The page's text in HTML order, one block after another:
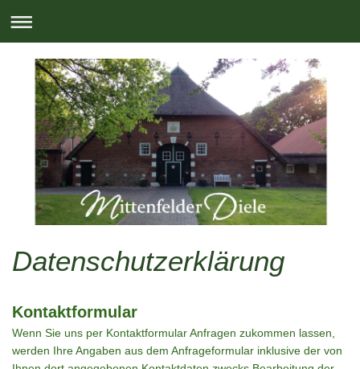
Datenschutzerklärung
Kontaktformular
Wenn Sie uns per Kontaktformular Anfragen zukommen lassen,
werden Ihre Angaben aus dem Anfrageformular inklusive der von